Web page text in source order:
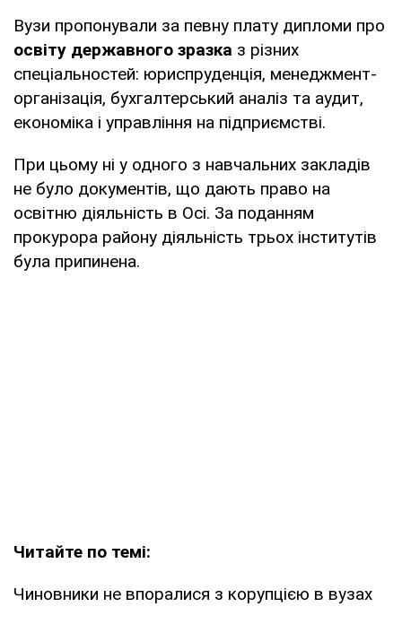
Вузи пропонували за певну плату дипломи про
освіту державного зразка з різних
спеціальностей: юриспруденція, менеджмент-
організація, бухгалтерський аналіз та аудит,
економіка і управління на підприємстві.
При цьому ні у одного з навчальних закладів
не було документів, що дають право на
освітню діяльність в Осі. За поданням
прокурора району діяльність трьох інститутів
була припинена.
Читайте по темі:
Чиновники не впоралися з корупцією в вузах